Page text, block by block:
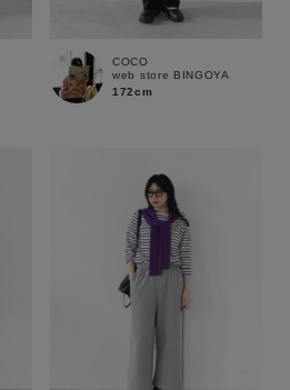
COCO
web store BINGOYA
172cm